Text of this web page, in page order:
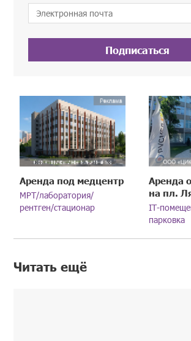
Подписаться
Аренда под медцентр
МРТ/лаборатория/
рентген/стационар
Аренда
на пл.
IT-
парковка
Читать ещё